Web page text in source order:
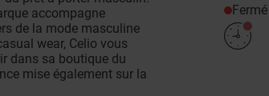
Fermé
accompagne
de la mode masculine
wear, Celio vous
dans sa boutique du
mise également sur la